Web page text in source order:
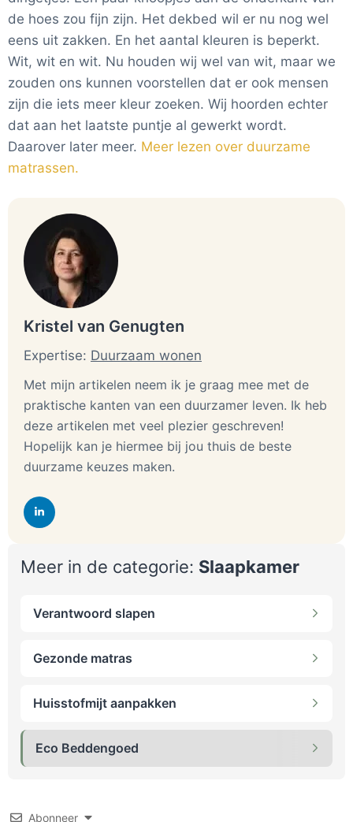
de hoes zou fijn zijn. Het dekbed wil er nu nog wel
eens uit zakken. En het aantal kleuren is beperkt.
Wit, wit en wit. Nu houden wij wel van wit, maar we
zouden ons kunnen voorstellen dat er ook mensen
zijn die iets meer kleur zoeken. Wij hoorden echter
dat aan het laatste puntje al gewerkt wordt.
Daarover later meer. Meer lezen over duurzame
matrassen.
Kristel van Genugten
Expertise: Duurzaam wonen
Met mijn artikelen neem ik je graag mee met de
praktische kanten van een duurzamer leven. Ik heb
deze artikelen met veel plezier geschreven!
Hopelijk kan je hiermee bij jou thuis de beste
duurzame keuzes maken.
Meer in de categorie: Slaapkamer
Verantwoord slapen
Gezonde matras
Huisstofmijt aanpakken
Eco Beddengoed
Abonneer